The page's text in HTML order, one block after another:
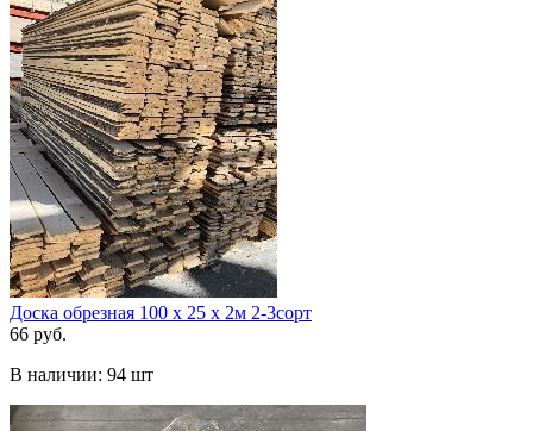
Доска обрезная 100 х 25 х 2м 2-3сорт
66 руб.
В наличии: 94 шт